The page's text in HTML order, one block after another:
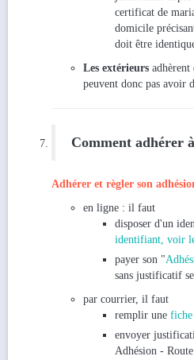
certificat de
domicile
doit être
Les extérieurs
peuvent donc pas avoir
Comment adhérer
Adhérer et règler son
en ligne : il faut
disposer d'un
identifiant, voir
payer son "
sans justificatif
par courrier, il faut
remplir une
envoyer
Adhésion -